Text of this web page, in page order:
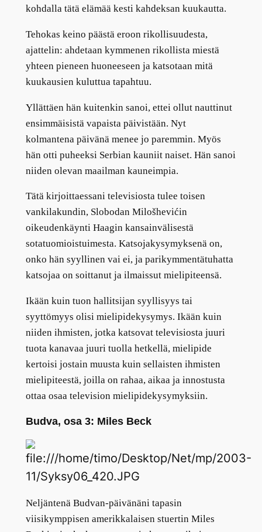
kohdalla tätä elämää kesti kahdeksan kuukautta.
Tehokas keino päästä eroon rikollisuudesta,
ajattelin: ahdetaan kymmenen rikollista miestä
yhteen pieneen huoneeseen ja katsotaan mitä
kuukausien kuluttua tapahtuu.
Yllättäen hän kuitenkin sanoi, ettei ollut nauttinut
ensimmäisistä vapaista päivistään. Nyt
kolmantena päivänä menee jo paremmin. Myös
hän otti puheeksi Serbian kauniit naiset. Hän sanoi
niiden olevan maailman kauneimpia.
Tätä kirjoittaessani televisiosta tulee toisen
vankilakundin, Slobodan Milošhevićin
oikeudenkäynti Haagin kansainvälisestä
sotatuomioistuimesta. Katsojakysymyksenä on,
onko hän syyllinen vai ei, ja parikymmentätuhatta
katsojaa on soittanut ja ilmaissut mielipiteensä.
Ikään kuin tuon hallitsijan syyllisyys tai
syyttömyys olisi mielipidekysymys. Ikään kuin
niiden ihmisten, jotka katsovat televisiosta juuri
tuota kanavaa juuri tuolla hetkellä, mielipide
kertoisi jostain muusta kuin sellaisten ihmisten
mielipiteestä, joilla on rahaa, aikaa ja innostusta
ottaa osaa television mielipidekysymyksiin.
Budva, osa 3: Miles Beck
Neljäntenä Budvan-päivänäni tapasin
viisikymppisen amerikkalaisen stuertin Miles